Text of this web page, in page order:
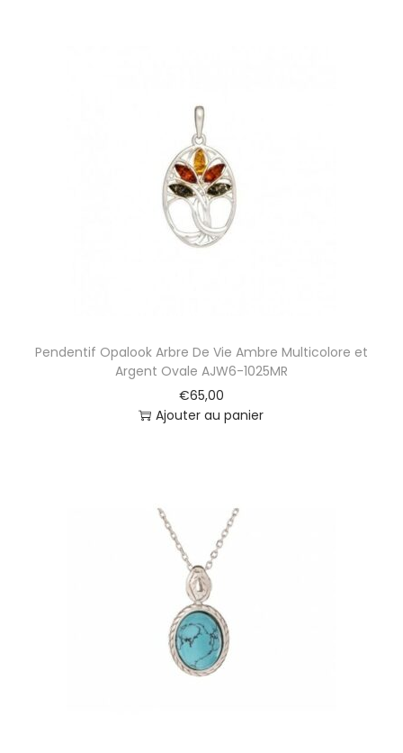
Pendentif Opalook Arbre De Vie Ambre Multicolore et
Argent Ovale AJW6-1025MR
€65,00
Ajouter au panier